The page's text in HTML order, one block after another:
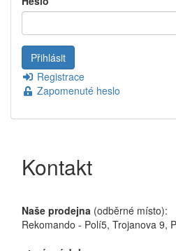
Registrace
Zapomenuté heslo
Kontakt
Naše prodejna (odběrné místo):
Rekomando - Polí5, Trojanova 9,